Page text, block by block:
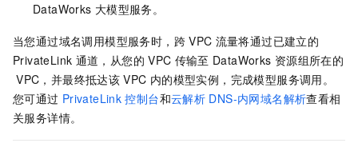
DataWorks 大模型服务。
当您通过域名调用模型服务时，跨 VPC 流量将通过已建立的
PrivateLink 通道，从您的 VPC 传输至 DataWorks 资源组所在的
VPC，并最终抵达该 VPC 内的模型实例，完成模型服务调用。
您可通过 PrivateLink 控制台和云解析 DNS-内网域名解析查看相
关服务详情。